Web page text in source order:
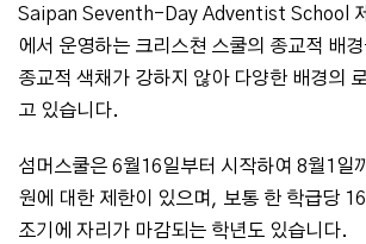
Saipan Seventh-Day Adventist School
에서 운영하는 크리스쳔 스쿨의 종교적 배
종교적 색채가 강하지 않아 다양한 배경의
고 있습니다.
섬머스쿨은 6월16일부터 시작하여 8월1일
원에 대한 제한이 있으며, 보통 한 학급당
조기에 자리가 마감되는 학년도 있습니다.